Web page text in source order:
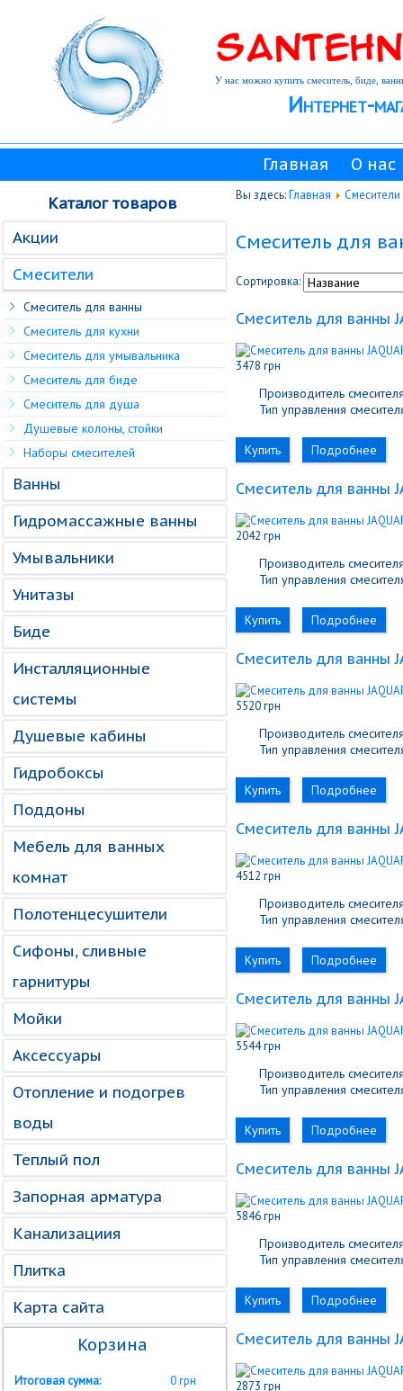
Интернет-
У нас можно купить смеситель, биде,
Главная О нас
Каталог товаров
Акции
Смесители
Смеситель для ванны
Смеситель для кухни
Смеситель для умывальника
Смеситель для биде
Смеситель для душа
Душевые колоны, стойки
Наборы смесителей
Ванны
Гидромассажные ванны
Умывальники
Унитазы
Биде
Инсталляционные
системы
Душевые кабины
Гидробоксы
Поддоны
Мебель для ванных
комнат
Полотенцесушители
Сифоны, сливные
гарнитуры
Мойки
Аксессуары
Отопление и подогрев
воды
Теплый пол
Запорная арматура
Канализациия
Плитка
Карта сайта
Корзина
Итоговая сумма: 0 грн
Вы здесь:Главная Смесители
Смеситель для
Сортировка:
Cмеситель для ванны
3478 грн
Производитель
Тип управления
Купить Подробнее
Cмеситель для ванны
2042 грн
Производитель
Тип управления
Купить Подробнее
Cмеситель для ванны
5520 грн
Производитель
Тип управления
Купить Подробнее
Cмеситель для ванны
4512 грн
Производитель
Тип управления
Купить Подробнее
Cмеситель для ванны
5544 грн
Производитель
Тип управления
Купить Подробнее
Cмеситель для ванны
5846 грн
Производитель
Тип управления
Купить Подробнее
Cмеситель для ванны
2873 грн